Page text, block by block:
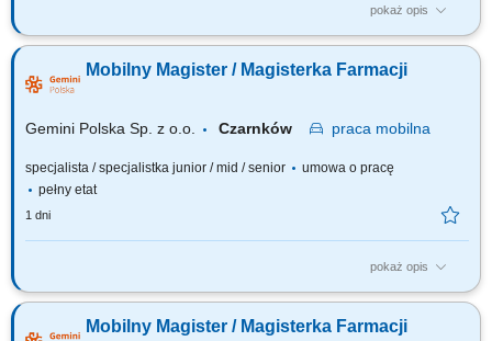
pokaż opis
Czego możesz się spodziewać? dynamiki pracy – z jednej strony
Ty jesteś ekspertem – wierzymy w Twoją fachową wiedzę, dlatego
każdemu Pacjentowi możesz poświęcić tyle czasu ile potrzebujesz i to Ty
Mobilny Magister / Magisterka Farmacji
Gemini Polska Sp. z o.o. Czarnków praca mobilna
specjalista / specjalistka junior / mid / senior
umowa o pracę
pełny etat
1 dni
pokaż opis
Czego możesz się spodziewać? dynamiki pracy – z jednej strony
Ty jesteś ekspertem – wierzymy w Twoją fachową wiedzę, dlatego
Mobilny Magister / Magisterka Farmacji